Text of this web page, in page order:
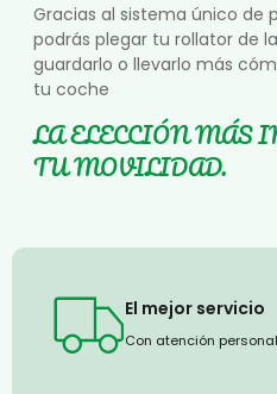
Gracias al sistema único de
podrás plegar tu rollator de
guardarlo o llevarlo más
tu coche
LA ELECCIÓN MÁS
TU MOVILIDAD.
El mejor servicio
Con atención